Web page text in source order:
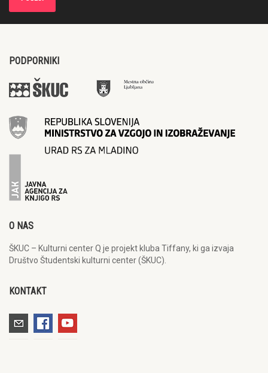
PODPORNIKI
O NAS
ŠKUC – Kulturni center Q je projekt kluba Tiffany, ki ga izvaja
Društvo Študentski kulturni center (ŠKUC).
KONTAKT